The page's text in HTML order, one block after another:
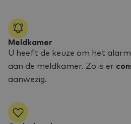
Meldkamer
U heeft de keuze om het
aan de meldkamer. Zo is er
aanwezig.